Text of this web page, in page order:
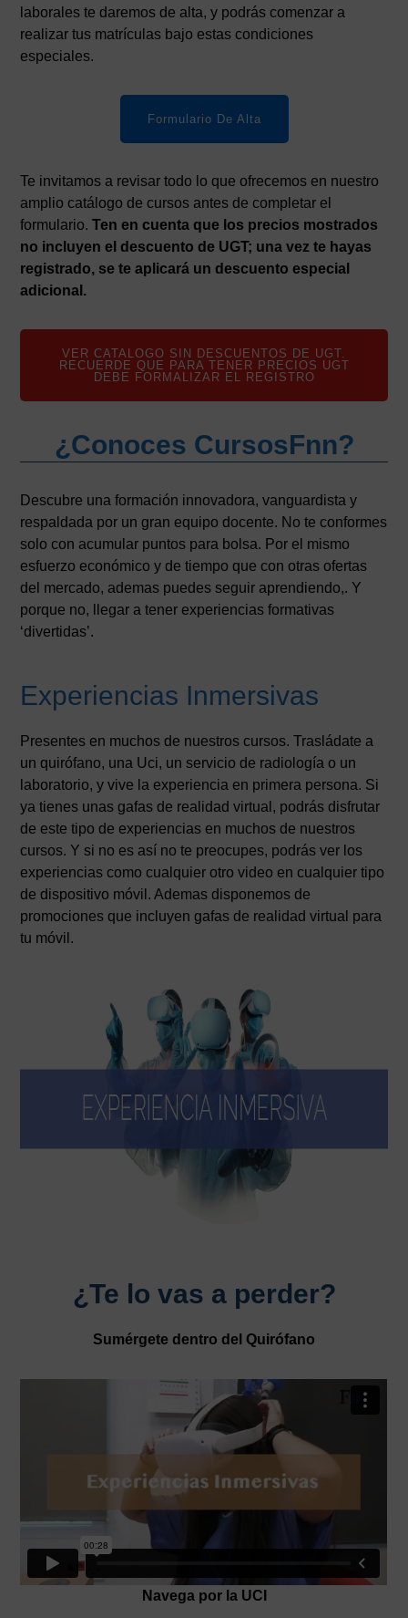
laborales te daremos de alta, y podrás comenzar a
realizar tus matrículas bajo estas condiciones
especiales.
Formulario De Alta
Te invitamos a revisar todo lo que ofrecemos en nuestro
amplio catálogo de cursos antes de completar el
formulario.Ten en cuenta que los precios mostrados
no incluyen el descuento de UGT; una vez te hayas
registrado, se te aplicará un descuento especial
adicional.
VER CATALOGO SIN DESCUENTOS DE UGT.
RECUERDE QUE PARA TENER PRECIOS UGT
DEBE FORMALIZAR EL REGISTRO
¿Conoces CursosFnn?
Descubre una formación innovadora, vanguardista y
respaldada por un gran equipo docente. No te conformes
solo con acumular puntos para bolsa. Por el mismo
esfuerzo económico y de tiempo que con otras ofertas
del mercado, ademas puedes seguir aprendiendo,. Y
porque no, llegar a tener experiencias formativas
‘divertidas’.
Experiencias Inmersivas
Presentes en muchos de nuestros cursos. Trasládate a
un quirófano, una Uci, un servicio de radiología o un
laboratorio, y vive la experiencia en primera persona. Si
ya tienes unas gafas de realidad virtual, podrás disfrutar
de este tipo de experiencias en muchos de nuestros
cursos. Y si no es así no te preocupes, podrás ver los
experiencias como cualquier otro video en cualquier tipo
de dispositivo móvil. Ademas disponemos de
promociones que incluyen gafas de realidad virtual para
tu móvil.
¿Te lo vas a perder?
Sumérgete dentro del Quirófano
Navega por la UCI